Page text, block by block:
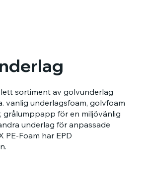
sortiment av golvunderlag
vanlig underlagsfoam, golvfoam
grålumppapp för en miljövänlig
underlag för anpassade
PE-Foam har EPD